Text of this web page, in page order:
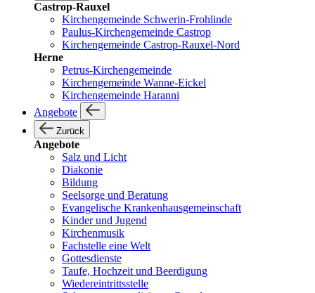
Castrop-Rauxel
Kirchengemeinde Schwerin-Frohlinde
Paulus-Kirchengemeinde Castrop
Kirchengemeinde Castrop-Rauxel-Nord
Herne
Petrus-Kirchengemeinde
Kirchengemeinde Wanne-Eickel
Kirchengemeinde Haranni
Angebote
Zurück
Angebote
Salz und Licht
Diakonie
Bildung
Seelsorge und Beratung
Evangelische Krankenhausgemeinschaft
Kinder und Jugend
Kirchenmusik
Fachstelle eine Welt
Gottesdienste
Taufe, Hochzeit und Beerdigung
Wiedereintrittsstelle